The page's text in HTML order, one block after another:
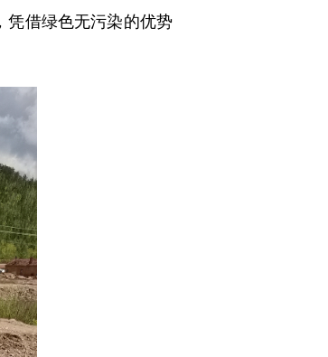
凭借绿色无污染的优势